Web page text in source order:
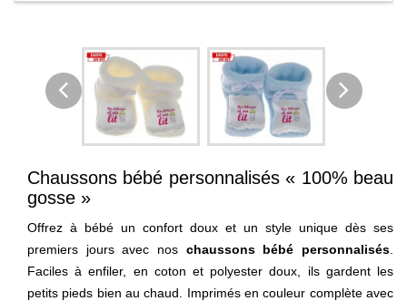
Chaussons bébé personnalisés « 100% beau
gosse »
Offrez à bébé un confort doux et un style unique dès ses
premiers jours avec nos chaussons bébé personnalisés
Faciles à enfiler, en coton et polyester doux, ils gardent les
petits pieds bien au chaud. Imprimés en couleur complète avec